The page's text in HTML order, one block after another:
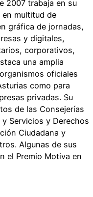
2007 trabaja en su
en multitud de
gráfica de jornadas,
y digitales,
corporativos,
una amplia
oficiales
como para
privadas. Su
de las Consejerías
Servicios y Derechos
Ciudadana y
Algunas de sus
el Premio Motiva en